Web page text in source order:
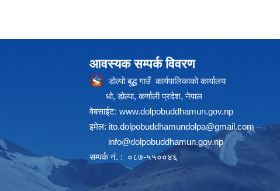
आवस्यक सम्पर्क विवरण
डोल्पो बुद्ध गाउँ कार्यपालिकाको कार्यालय
धो, डोल्पा, कर्णाली प्रदेश, नेपाल
वेबसाईट: www.dolpobuddhamun.gov.np
इमेल: ito.dolpobuddhamundolpa@gmail.com
info@dolpobuddhamun.gov.np
सम्पर्क नं. : ०८७-५५००४६